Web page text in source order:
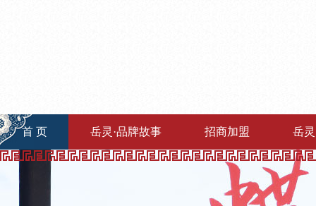
首 页 岳灵·品牌故事 招商加盟 岳